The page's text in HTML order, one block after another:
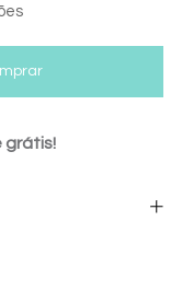
grátis!